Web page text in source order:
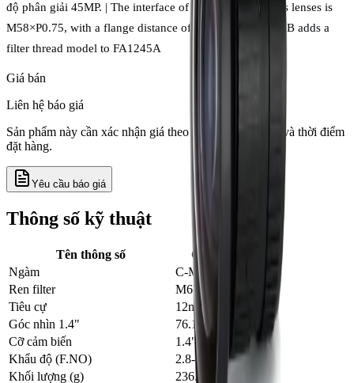
độ phân giải 45MP. | The interface of the FAxx45C series lenses is
M58×P0.75, with a flange distance of 10.9mm. | FA1245B adds a
filter thread model to FA1245A
Giá bán
Liên hệ báo giá
Sản phẩm này cần xác nhận giá theo số lượng, tồn kho và thời điểm
đặt hàng.
Yêu cầu báo giá
Thông số kỹ thuật
Tên thông số
Giá trị
Ngàm
C-Mount
Ren filter
M67×P0.75
Tiêu cự
12mm
Góc nhìn 1.4"
76.1°×55.7°
Cỡ cảm biến
1.4"
Khẩu độ (F.NO)
2.8-16
Khối lượng (g)
236.4